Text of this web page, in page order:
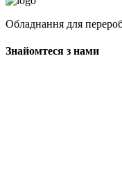
Обладнання для
Знайомтеся з нами